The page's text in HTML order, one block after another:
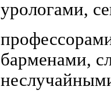
урологами,
барменами,